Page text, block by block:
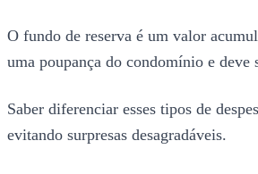
O fundo de reserva é um valor
uma poupança do condomínio e
Saber diferenciar esses tipos de
evitando surpresas desagradáveis.